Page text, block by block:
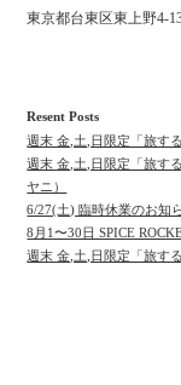
東京都台東区東上野4-
Resent Posts
週末 金,土,日限定「旅す
週末 金,土,日限定「旅す
ヤニ）
6/27(土) 臨時休業のお知
8月1〜30日 SPICE
週末 金,土,日限定「旅